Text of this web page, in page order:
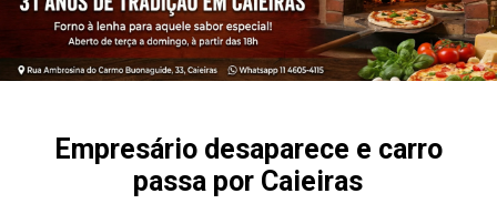
Empresário desaparece e carro
passa por Caieiras